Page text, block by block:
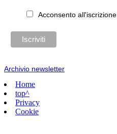
Acconsento all'iscrizione
Archivio newsletter
Home
top^
Privacy
Cookie